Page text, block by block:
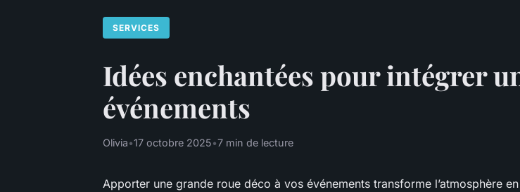
SERVICES
Idées enchantées pour intégrer
événements
Olivia•17 octobre 2025•7 min de lecture
Apporter une grande roue déco à vos événements transforme l’atmosphère